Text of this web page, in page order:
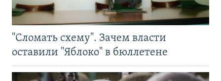
"Сломать схему". Зачем власти
оставили "Яблоко" в бюллетене